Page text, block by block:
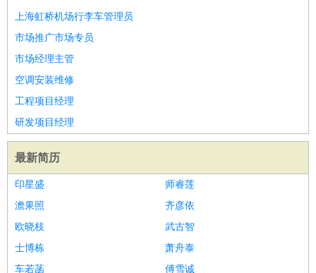
上海虹桥机场行李车管理员
市场推广市场专员
市场经理主管
空调安装维修
工程项目经理
研发项目经理
最新简历
印星盛
师睿莲
澹果照
齐彦依
欧晓枝
武古智
士博栋
萧舟泰
车若菡
傅雪诚